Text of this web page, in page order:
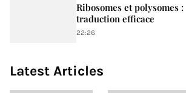
Ribosomes et polysomes :
traduction efficace
22:26
Latest Articles